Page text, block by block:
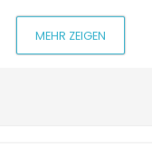
MEHR ZEIGEN